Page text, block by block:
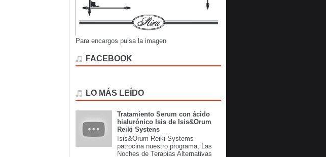
Para encargos pulsa la imagen
FACEBOOK
LO MÁS LEÍDO
Tratamiento Serum con ácido
hialurónico Isis de Isis&Orum
Reiki Systens
Isis&Orum Reiki Systems
patrocina nuestro programa, Las
Noches de Terapias Alternativas